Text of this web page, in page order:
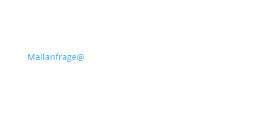
Mailanfrage@